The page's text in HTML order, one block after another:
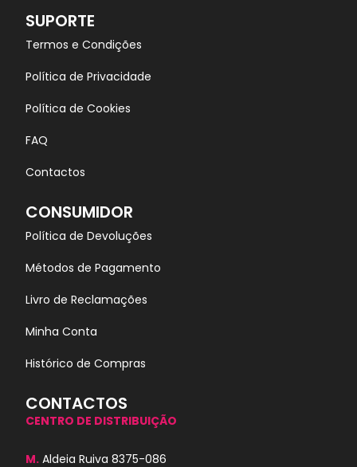
SUPORTE
Termos e Condições
Política de Privacidade
Política de Cookies
FAQ
Contactos
CONSUMIDOR
Política de Devoluções
Métodos de Pagamento
Livro de Reclamações
Minha Conta
Histórico de Compras
CONTACTOS
CENTRO DE DISTRIBUIÇÃO
M. Aldeia Ruiva 8375-086